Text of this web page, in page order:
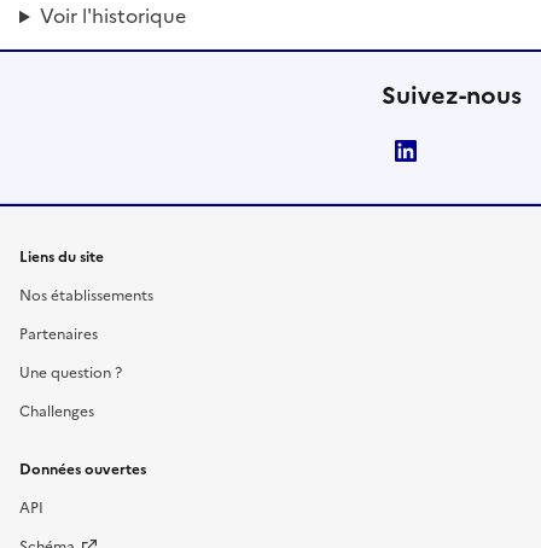
Voir l'historique
Suivez-nous
Liens du site
Nos établissements
Partenaires
Une question ?
Challenges
Données ouvertes
API